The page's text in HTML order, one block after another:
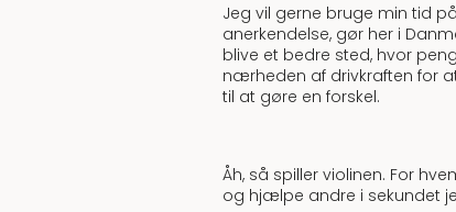
Jeg vil gerne bruge min tid
anerkendelse, gør her i
blive et bedre sted, hvor
nærheden af drivkraften for
til at gøre en forskel.
Åh, så spiller violinen. For
og hjælpe andre i sekundet